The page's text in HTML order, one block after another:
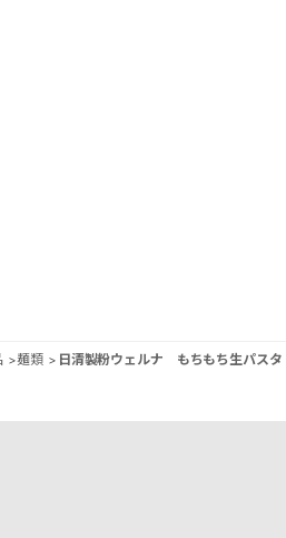
>麺類 > 日清製粉ウェルナ もちもち生パス